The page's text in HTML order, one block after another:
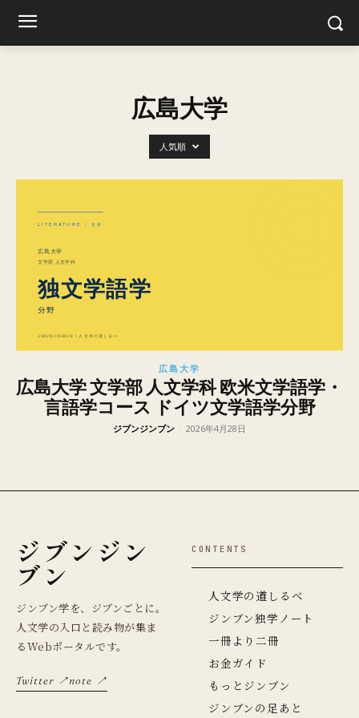
広島大学
人気順
広島大学
広島大学 文学部 人文学科 欧米文学語学・
言語学コース ドイツ文学語学分野
ジブンジンブン - 2026年4月28日
ジブンジン
ブン
ジンブン学を、ジブンごとに。
人文学の入口と読み物が集ま
るWebポータルです。
Twitter ↗note ↗
CONTENTS
人文学の道しるべ
ジンブン独学ノート
一冊より二冊
お金ガイド
もっとジンブン
ジンブンの足あと